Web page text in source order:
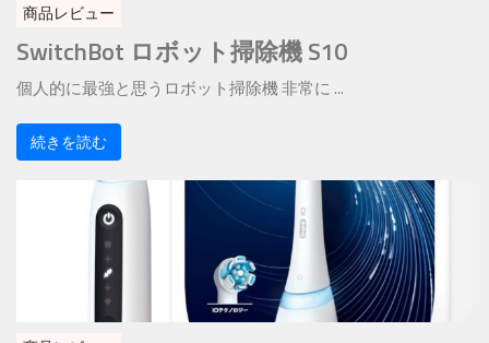
商品レビュー
SwitchBot ロボット掃除機 S10
個人的に最強と思うロボット掃除機 非常に ...
続きを読む